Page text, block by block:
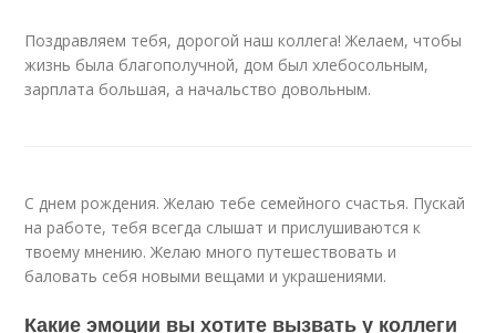
Поздравляем тебя, дорогой наш коллега! Желаем, чтобы
жизнь была благополучной, дом был хлебосольным,
зарплата большая, а начальство довольным.
С днем рождения. Желаю тебе семейного счастья. Пускай
на работе, тебя всегда слышат и прислушиваются к
твоему мнению. Желаю много путешествовать и
баловать себя новыми вещами и украшениями.
Какие эмоции вы хотите вызвать у коллеги